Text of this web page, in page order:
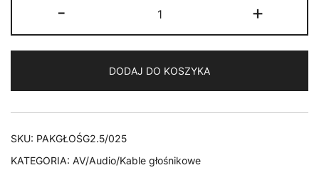
-
Kabel
głośnikowy
2x2,5mm
CCA
25m
+
DODAJ DO KOSZYKA
SKU: PAKGŁOŚG2.5/025
KATEGORIA: AV/Audio/Kable głośnikowe